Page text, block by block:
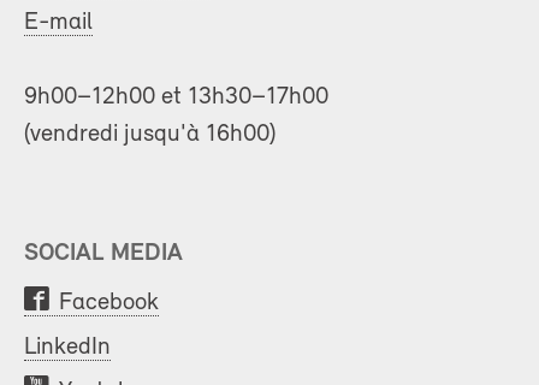
E-mail
9h00–12h00 et 13h30–17h00
(vendredi jusqu'à 16h00)
SOCIAL MEDIA
Facebook
LinkedIn